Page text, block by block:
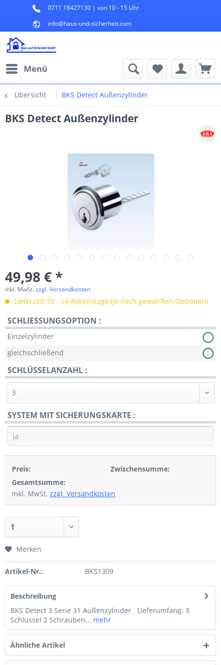
0711 18427130 | von 10 - 15 Uhr
info@haus-und-sicherheit.com
Menü
Übersicht BKS Detect Außenzylinder
BKS Detect Außenzylinder
49,98 € *
inkl. MwSt.zzgl. Versandkosten
Lieferzeit 10 - 14 Arbeitstage (je nach gewählten Optionen)
SCHLIESSUNGSOPTION :
Einzelzylinder
gleichschließend
SCHLÜSSELANZAHL :
SYSTEM MIT SICHERUNGSKARTE :
Preis:
Zwischensumme:
Gesamtsumme:
inkl. MwSt.zzgl. Versandkosten
Merken
Artikel-Nr.: BKS1309
Beschreibung
BKS Detect 3 Serie 31 Außenzylinder Lieferumfang: 3
Schlüssel 2 Schrauben... mehr
Ähnliche Artikel